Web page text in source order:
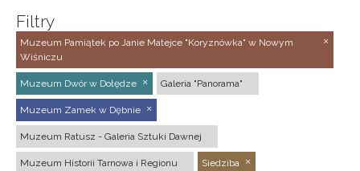
Filtry
Muzeum Pamiątek po Janie Matejce "Koryznówka" w Nowym
Wiśniczu
Muzeum Dwór w Dołędze Galeria "Panorama"
Muzeum Zamek w Dębnie
Muzeum Ratusz - Galeria Sztuki Dawnej
Muzeum Historii Tarnowa i Regionu Siedziba